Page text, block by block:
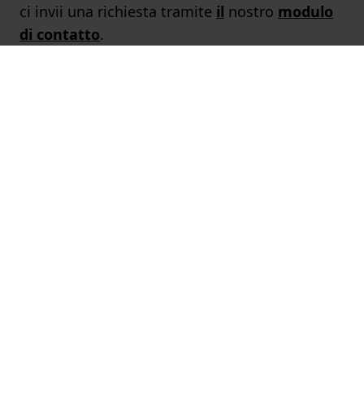
ci invii una richiesta tramite il nostro modulo
di contatto.